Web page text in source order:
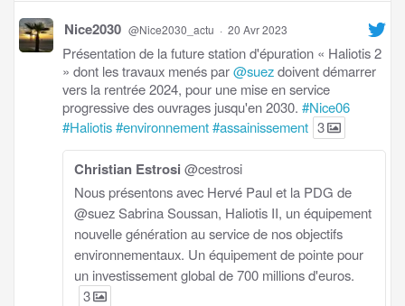
Nice2030 @Nice2030_actu · 20 Avr 2023
Présentation de la future station d'épuration « Haliotis 2
» dont les travaux menés par@suezdoivent démarrer
vers la rentrée 2024, pour une mise en service
progressive des ouvrages jusqu'en 2030. #Nice06
#Haliotis#environnement#assainissement 3
Christian Estrosi @cestrosi
Nous présentons avec Hervé Paul et la PDG de
@suez Sabrina Soussan, Haliotis II, un équipement
nouvelle génération au service de nos objectifs
environnementaux. Un équipement de pointe pour
un investissement global de 700 millions d'euros.
3